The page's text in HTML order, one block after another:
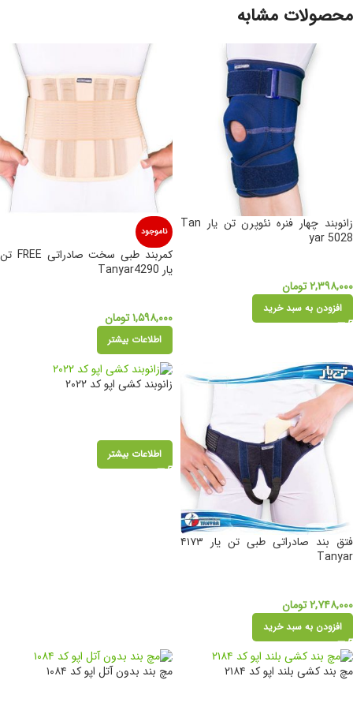
محصولات مشابه
زانوبند چهار فنره نئوپرن تن یار Tan
yar 5028
۲,۳۹۸,۰۰۰تومان
افزودن به سبد خرید
ناموجود
کمربند طبی سخت صادراتی FREE تن
یار Tanyar4290
۱,۵۹۸,۰۰۰تومان
اطلاعات بیشتر
فتق بند صادراتی طبی تن یار ۴۱۷۳
Tanyar
۲,۷۴۸,۰۰۰تومان
افزودن به سبد خرید
زانوبند کشی اپو کد ۲۰۲۲
اطلاعات بیشتر
مچ بند کشی بلند اپو کد ۲۱۸۴ مچ بند بدون آتل اپو کد ۱۰۸۴